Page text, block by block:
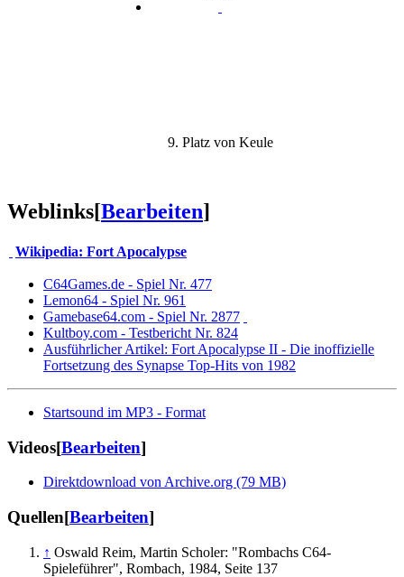
9. Platz von Keule
Weblinks[Bearbeiten]
Wikipedia: Fort Apocalypse
C64Games.de - Spiel Nr. 477
Lemon64 - Spiel Nr. 961
Gamebase64.com - Spiel Nr. 2877
Kultboy.com - Testbericht Nr. 824
Ausführlicher Artikel: Fort Apocalypse II - Die inoffizielle
Fortsetzung des Synapse Top-Hits von 1982
Startsound im MP3 - Format
Videos[Bearbeiten]
Direktdownload von Archive.org (79 MB)
Quellen[Bearbeiten]
↑ Oswald Reim, Martin Scholer: "Rombachs C64-
Spieleführer", Rombach, 1984, Seite 137